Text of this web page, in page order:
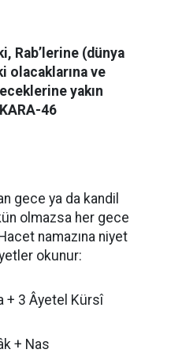
Rab’lerine (dünya
olacaklarına ve
yakın
46
gece ya da kandil
olmazsa her gece
namazına niyet
okunur:
+ 3 Âyetel Kürsî
+ Nas